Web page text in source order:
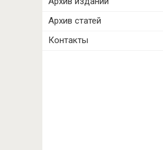
Архив статей
Контакты